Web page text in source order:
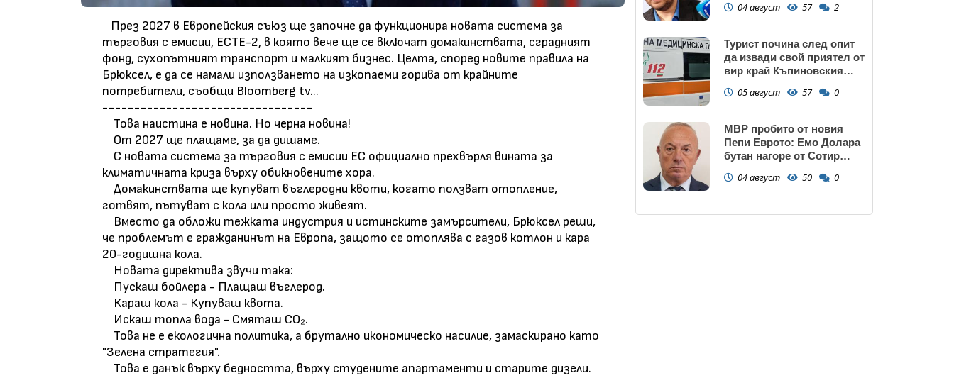
През 2027 в Европейския съюз ще започне да функционира новата система за
търговия с емисии, ЕСТЕ-2, в която вече ще се включат домакинствата, сградният
фонд, сухопътният транспорт и малкият бизнес. Целта, според новите правила на
Брюксел, е да се намали използването на изкопаеми горива от крайните
потребители, съобщи Bloomberg tv...
---------------------------------
Това наистина е новина. Но черна новина!
От 2027 ще плащаме, за да дишаме.
С новата система за търговия с емисии ЕС официално прехвърля вината за
климатичната криза върху обикновените хора.
Домакинствата ще купуват въглеродни квоти, когато ползват отопление,
готвят, пътуват с кола или просто живеят.
Вместо да обложи тежката индустрия и истинските замърсители, Брюксел реши,
че проблемът е гражданинът на Европа, защото се отоплява с газов котлон и кара
20-годишна кола.
Новата директива звучи така:
Пускаш бойлера - Плащаш въглерод.
Караш кола - Купуваш квота.
Искаш топла вода - Смяташ CO₂.
Това не е екологична политика, а брутално икономическо насилие, замаскирано като
"Зелена стратегия".
Това е данък върху бедността, върху студените апартаменти и старите дизели.
махали и гета в София!
04 август 57 2
Турист почина след опит
да извади свой приятел от
вир край Къпиновския
05 август 57 0
МВР пробито от новия
Пепи Еврото: Емо Долара
бутан нагоре от Сотир
за назначаване и
04 август 50 0